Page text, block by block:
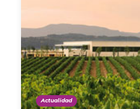
Actualidad